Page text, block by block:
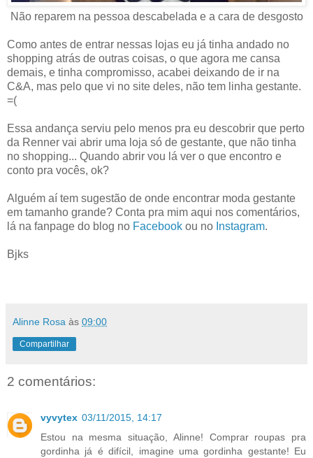
Não reparem na pessoa descabelada e a cara de desgosto
Como antes de entrar nessas lojas eu já tinha andado no
shopping atrás de outras coisas, o que agora me cansa
demais, e tinha compromisso, acabei deixando de ir na
C&A, mas pelo que vi no site deles, não tem linha gestante.
=(
Essa andança serviu pelo menos pra eu descobrir que perto
da Renner vai abrir uma loja só de gestante, que não tinha
no shopping... Quando abrir vou lá ver o que encontro e
conto pra vocês, ok?
Alguém aí tem sugestão de onde encontrar moda gestante
em tamanho grande? Conta pra mim aqui nos comentários,
lá na fanpage do blog no Facebook ou no Instagram.
Bjks
Alinne Rosa às 09:00
Compartilhar
2 comentários:
vyvytex 03/11/2015, 14:17
Estou na mesma situação, Alinne! Comprar roupas pra
gordinha já é difícil, imagine uma gordinha gestante! Eu